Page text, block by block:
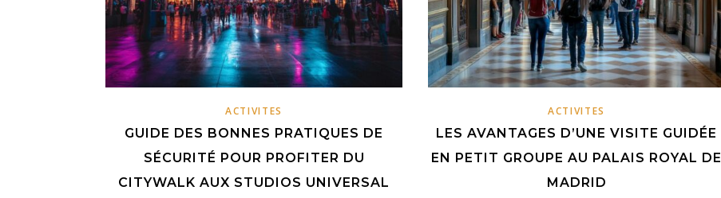
ACTIVITES
GUIDE DES BONNES PRATIQUES DE
SÉCURITÉ POUR PROFITER DU
CITYWALK AUX STUDIOS UNIVERSAL
ACTIVITES
LES AVANTAGES D’UNE VISITE GUIDÉE
EN PETIT GROUPE AU PALAIS ROYAL DE
MADRID